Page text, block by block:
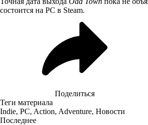
состоится на PC в Steam.
Поделиться
Теги материала
Indie, PC, Action, Adventure, Новости
Последнее